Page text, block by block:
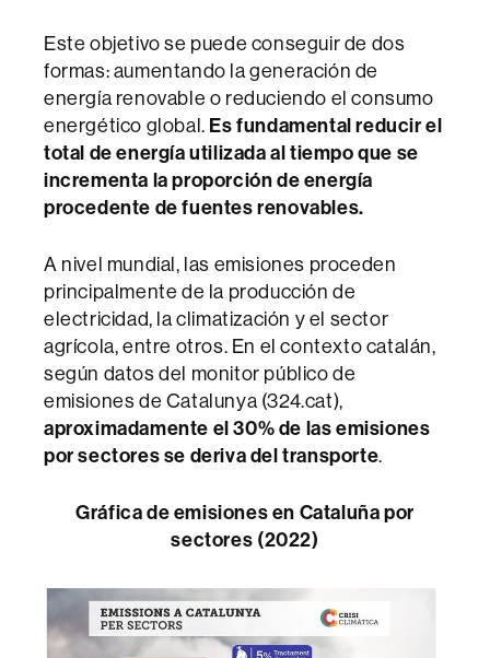
Este objetivo se puede conseguir de dos
formas: aumentando la generación de
energía renovable o reduciendo el consumo
energético global. Es fundamental reducir el
total de energía utilizada al tiempo que se
incrementa la proporción de energía
procedente de fuentes renovables.
A nivel mundial, las emisiones proceden
principalmente de la producción de
electricidad, la climatización y el sector
agrícola, entre otros. En el contexto catalán,
según datos del monitor público de
emisiones de Catalunya (324.cat),
aproximadamente el 30% de las emisiones
por sectores se deriva del transporte.
Gráfica de emisiones en Cataluña por
sectores (2022)